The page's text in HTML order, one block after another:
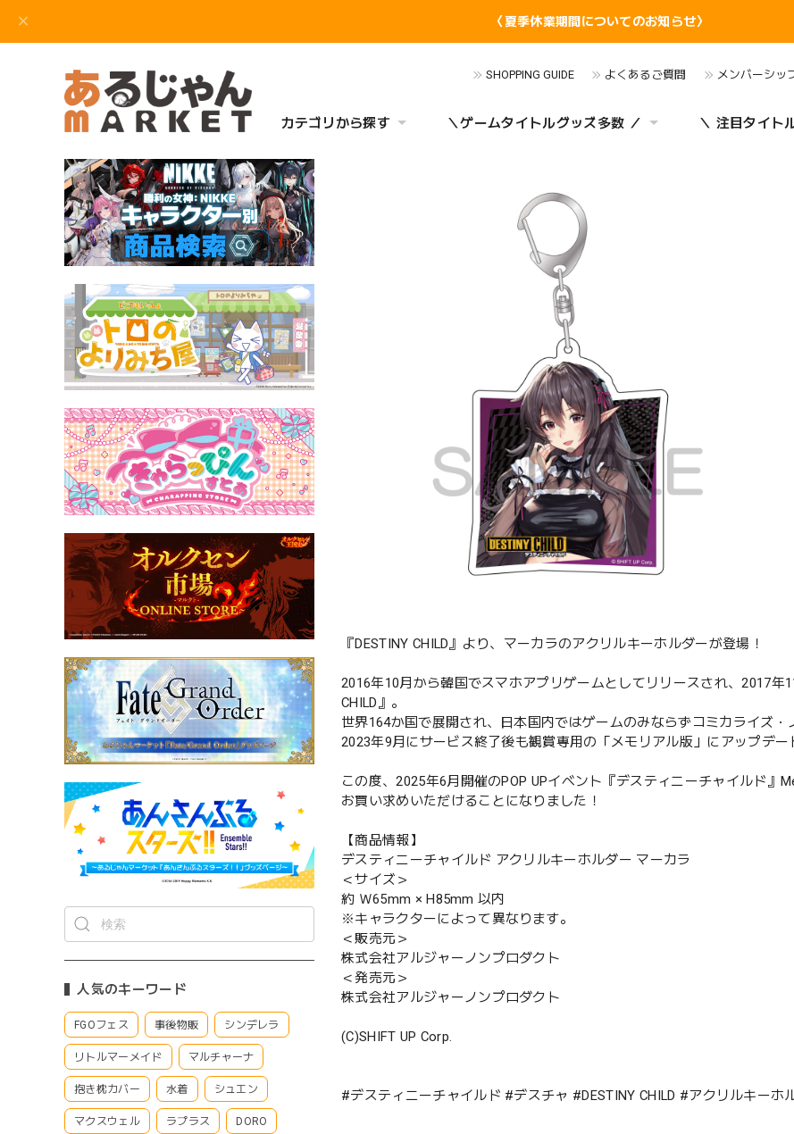
〈夏季休業期間についてのお知らせ〉
SHOPPING GUIDE よくあるご質問 メンバーシッ
カテゴリから探す ＼ゲームタイトルグッズ多数 ／ ＼ 注目タイト
人気のキーワード
FGOフェス 事後物販 シンデレラ
リトルマーメイド マルチャーナ
抱き枕カバー 水着 シュエン
マクスウェル ラプラス DORO
『DESTINY CHILD』より、マーカラのアクリルキーホルダーが登場！
2016年10月から韓国でスマホアプリゲームとしてリリースされ、2017年
CHILD』。
世界164か国で展開され、日本国内ではゲームのみならずコミカライズ・
2023年9月にサービス終了後も観賞専用の「メモリアル版」にアップデー
この度、2025年6月開催のPOP UPイベント『デスティニーチャイルド
お買い求めいただけることになりました！
【商品情報】
デスティニーチャイルド アクリルキーホルダー マーカラ
＜サイズ＞
約 Ｗ65mm × H85mm 以内
※キャラクターによって異なります。
＜販売元＞
株式会社アルジャーノンプロダクト
＜発売元＞
株式会社アルジャーノンプロダクト
(C)SHIFT UP Corp.
#デスティニーチャイルド #デスチャ #DESTINY CHILD #アクリルキーホ